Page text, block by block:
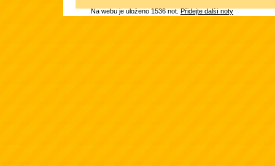
Na webu je uloženo 1536 not.Přidejte další noty